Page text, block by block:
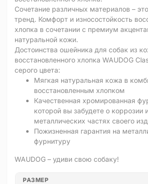
Сочетание различных материалов –
тренд. Комфорт и износостойкость
хлопка в сочетании с премиум
натуральной кожи.
Достоинства ошейника для собак из
восстановленного хлопка WAUDOG
серого цвета:
Мягкая натуральная кожа в
восстановленным хлопком
Качественная хромированная
которой вы забудете о коррозии
металлических частях своего
Пожизненная гарантия на
фурнитуру
WAUDOG – удиви свою собаку!
РАЗМЕР